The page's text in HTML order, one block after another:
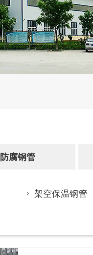
架空保温钢管
防腐钢管